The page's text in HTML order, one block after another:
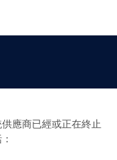
應商已經或正在終止